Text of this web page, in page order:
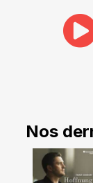
Nos